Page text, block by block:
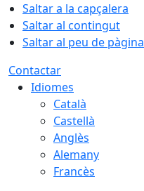
Saltar a la capçalera
Saltar al contingut
Saltar al peu de pàgina
Contactar
Idiomes
Català
Castellà
Anglès
Alemany
Francès